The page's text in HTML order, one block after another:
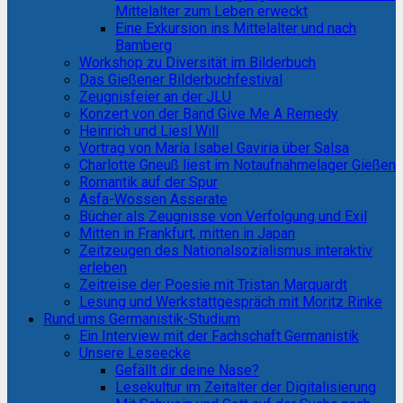
Mittelalter zum Leben erweckt
Eine Exkursion ins Mittelalter und nach
Bamberg
Workshop zu Diversität im Bilderbuch
Das Gießener Bilderbuchfestival
Zeugnisfeier an der JLU
Konzert von der Band Give Me A Remedy
Heinrich und Liesl Will
Vortrag von María Isabel Gaviria über Salsa
Charlotte Gneuß liest im Notaufnahmelager Gießen
Romantik auf der Spur
Asfa-Wossen Asserate
Bücher als Zeugnisse von Verfolgung und Exil
Mitten in Frankfurt, mitten in Japan
Zeitzeugen des Nationalsozialismus interaktiv
erleben
Zeitreise der Poesie mit Tristan Marquardt
Lesung und Werkstattgespräch mit Moritz Rinke
Rund ums Germanistik-Studium
Ein Interview mit der Fachschaft Germanistik
Unsere Leseecke
Gefällt dir deine Nase?
Lesekultur im Zeitalter der Digitalisierung